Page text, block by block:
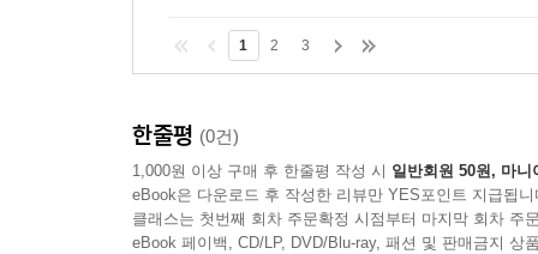
1 2 3
한줄평 (0건)
1,000원 이상 구매 후 한줄평 작성 시 일반회원 50원, 마니
eBook은 다운로드 후 작성한 리뷰만 YES포인트 지급됩니
클래스는 첫번째 회차 주문확정 시점부터 마지막 회차 주
eBook 페이백, CD/LP, DVD/Blu-ray, 패션 및 판매금지 상